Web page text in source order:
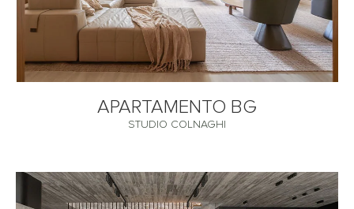
APARTAMENTO BG
STUDIO COLNAGHI